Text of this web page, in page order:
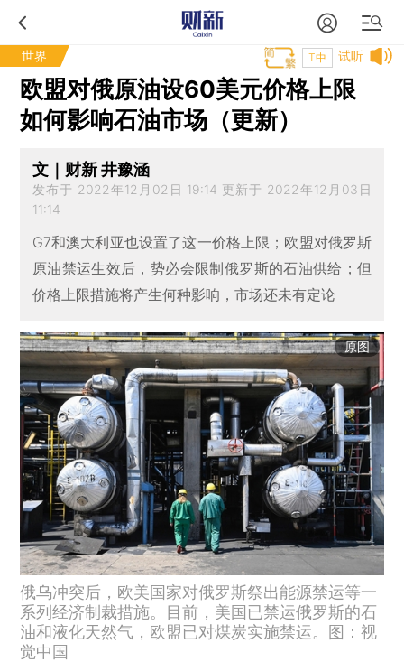
世界 试听
T中
欧盟对俄原油设60美元价格上限
如何影响石油市场（更新）
文｜财新 井豫涵
发布于 2022年12月02日 19:14 更新于 2022年12月03日
11:14
G7和澳大利亚也设置了这一价格上限；欧盟对俄罗斯
原油禁运生效后，势必会限制俄罗斯的石油供给；但
价格上限措施将产生何种影响，市场还未有定论
原图
俄乌冲突后，欧美国家对俄罗斯祭出能源禁运等一
系列经济制裁措施。目前，美国已禁运俄罗斯的石
油和液化天然气，欧盟已对煤炭实施禁运。图：视
觉中国